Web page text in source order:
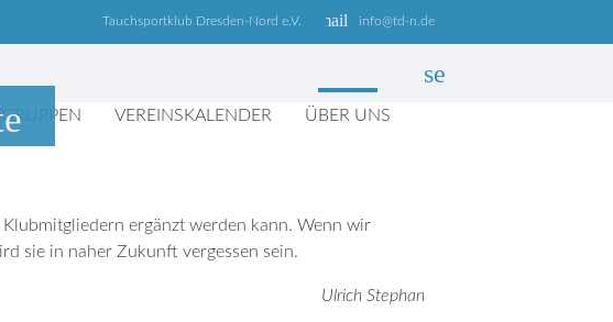
email info@td-n.de
Tauchsportklub Dresden-Nord e.V.
VEREINSKALENDER ÜBER UNS
search
ergänzt werden kann. Wenn wir
sie in naher Zukunft vergessen sein.
Ulrich Stephan